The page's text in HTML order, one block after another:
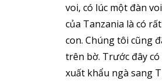
voi, có lúc một đàn
của Tanzania là có
con. Chúng tôi cũng
trên bờ. Trước đây
xuất khẩu ngà sang